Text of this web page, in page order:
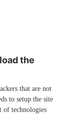
the
that are not
to setup the site
of technologies